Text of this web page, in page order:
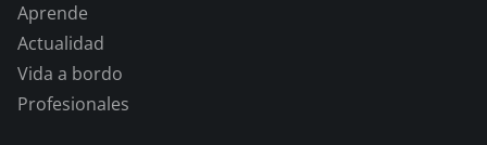
Aprende
Actualidad
Vida a bordo
Profesionales